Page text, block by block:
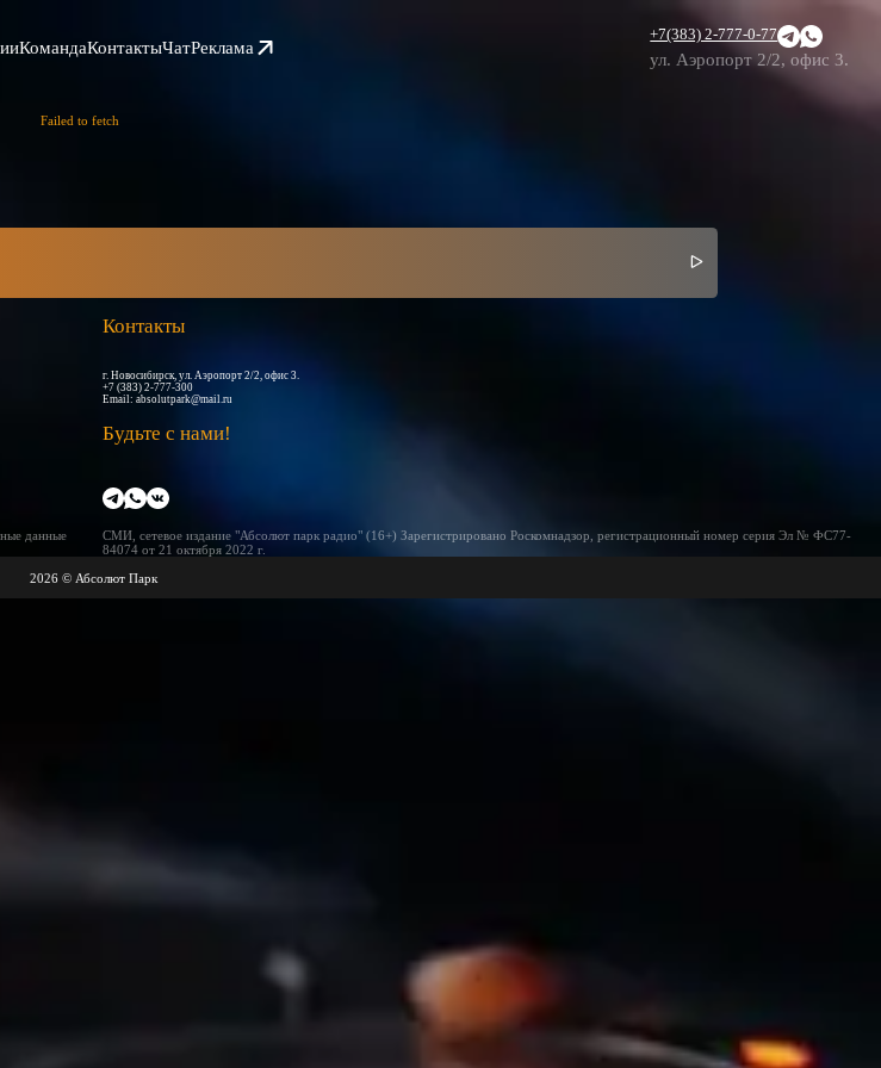
КомандаКонтактыЧатРеклама
+7(383) 2-777-0-77
ул. Аэропорт 2/2, офис 3.
Failed to fetch
Контакты
г. Новосибирск, ул. Аэропорт 2/2, офис 3.
+7 (383) 2-777-300
Email: absolutpark@mail.ru
Будьте с нами!
данные
СМИ, сетевое издание "Абсолют парк радио" (16+) Зарегистрировано Роскомнадзор, регистрационный номер серия Эл № ФС77-
84074 от 21 октября 2022 г.
2026 © Абсолют Парк